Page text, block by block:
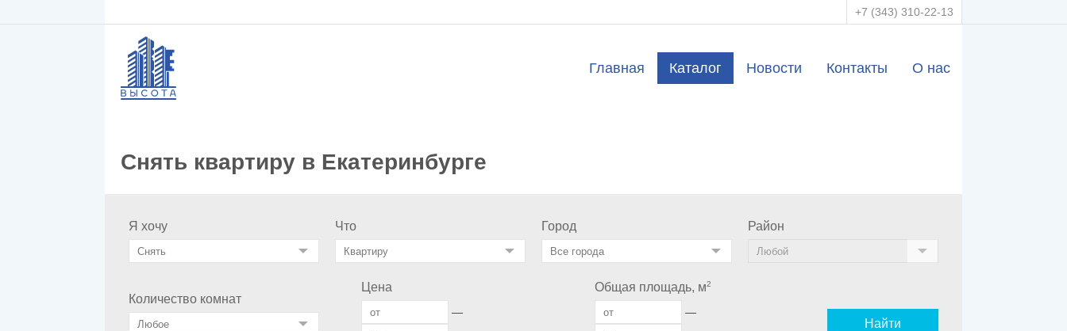
+7 (343) 310-22-13
Главная Каталог Новости Контакты О нас
Снять квартиру в Екатеринбурге
Я хочу Что Город Район
Количество комнат
Цена
—
Общая площадь, м2
—
Найти